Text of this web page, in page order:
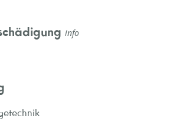
info